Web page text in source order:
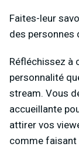
Faites-leur
des personnes
Réfléchissez à
personnalité
stream. Vous
accueillante
attirer vos
comme faisant